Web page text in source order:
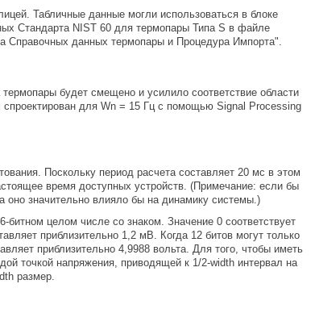
Табличные данные могли использоваться в блоке
Стандарта NIST 60 для термопары Типа S в файле
Справочных данных термопары и Процедура Импорта".
будет смещено и усилило соответствие области
для Wn = 15 Гц с помощью Signal Processing
Поскольку период расчета составляет 20 мс в этом
время доступных устройств. (Примечание: если бы
оно значительно влияло бы на динамику системы.)
целом числе со знаком. Значение 0 соответствует
приблизительно 1,2 мВ. Когда 12 битов могут только
приблизительно 4,9988 вольта. Для того, чтобы иметь
точкой напряжения, приводящей к 1/2-width интервал на
размер.